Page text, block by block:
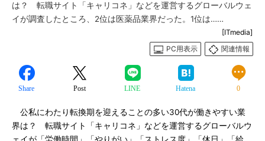
は？ 転職サイト「キャリコネ」などを運営するグローバルウェ
イが調査したところ、2位は医薬品業界だった。1位は……
[ITmedia]
PC用表示
関連情報
Share Post LINE Hatena 0
公私にわたり転換期を迎えることの多い30代が働きやすい業
界は？ 転職サイト「キャリコネ」などを運営するグローバルウ